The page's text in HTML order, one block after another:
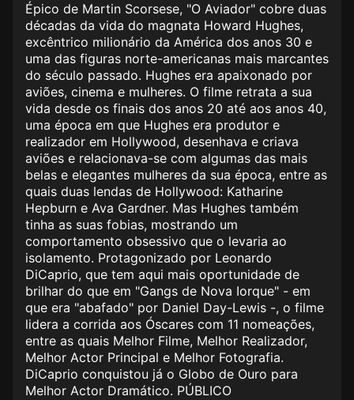
Épico de Martin Scorsese, "O Aviador" cobre duas
décadas da vida do magnata Howard Hughes,
excêntrico milionário da América dos anos 30 e
uma das figuras norte-americanas mais marcantes
do século passado. Hughes era apaixonado por
aviões, cinema e mulheres. O filme retrata a sua
vida desde os finais dos anos 20 até aos anos 40,
uma época em que Hughes era produtor e
realizador em Hollywood, desenhava e criava
aviões e relacionava-se com algumas das mais
belas e elegantes mulheres da sua época, entre as
quais duas lendas de Hollywood: Katharine
Hepburn e Ava Gardner. Mas Hughes também
tinha as suas fobias, mostrando um
comportamento obsessivo que o levaria ao
isolamento. Protagonizado por Leonardo
DiCaprio, que tem aqui mais oportunidade de
brilhar do que em "Gangs de Nova Iorque" - em
que era "abafado" por Daniel Day-Lewis -, o filme
lidera a corrida aos Óscares com 11 nomeações,
entre as quais Melhor Filme, Melhor Realizador,
Melhor Actor Principal e Melhor Fotografia.
DiCaprio conquistou já o Globo de Ouro para
Melhor Actor Dramático. PÚBLICO